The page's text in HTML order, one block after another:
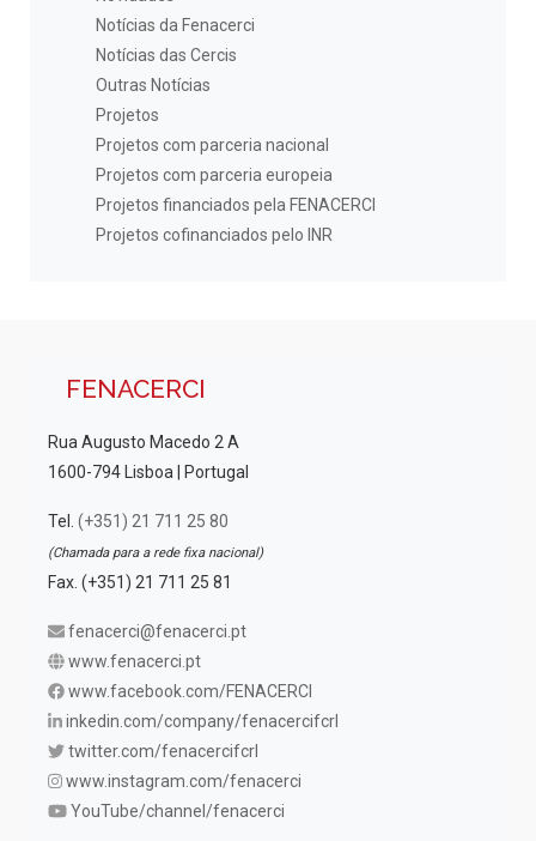
Notícias da Fenacerci
Notícias das Cercis
Outras Notícias
Projetos
Projetos com parceria nacional
Projetos com parceria europeia
Projetos financiados pela FENACERCI
Projetos cofinanciados pelo INR
FENACERCI
Rua Augusto Macedo 2 A
1600-794 Lisboa | Portugal
Tel. (+351) 21 711 25 80
(Chamada para a rede fixa nacional)
Fax. (+351) 21 711 25 81
fenacerci@fenacerci.pt
www.fenacerci.pt
www.facebook.com/FENACERCI
inkedin.com/company/fenacercifcrl
twitter.com/fenacercifcrl
www.instagram.com/fenacerci
YouTube/channel/fenacerci